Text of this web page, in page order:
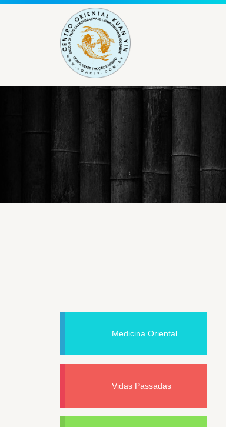
Medicina Oriental
Vidas Passadas